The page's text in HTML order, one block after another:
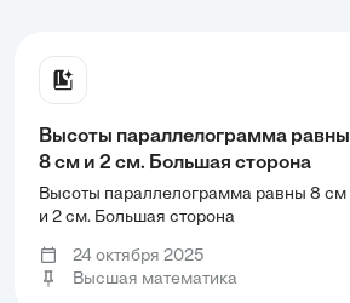
Высоты параллелограмма равны
8 см и 2 см. Большая сторона
параллелограмма равна 12 см.
Найти меньшую сторону.
Высоты параллелограмма равны 8 см
и 2 см. Большая сторона
меньшую сторону.
24 октября 2025
Высшая математика